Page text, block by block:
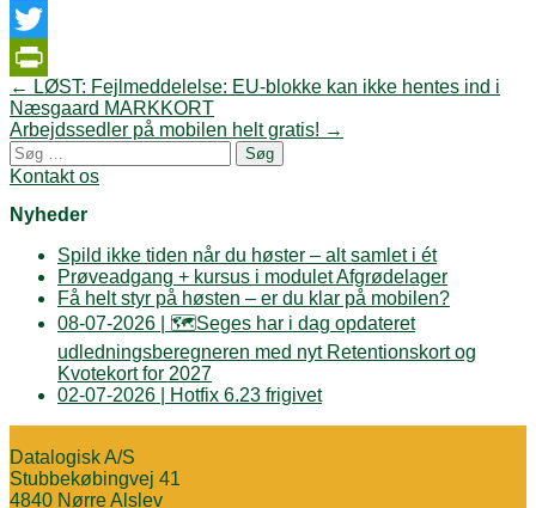
Facebook
Twitter
PrintFriendly
Post
navigation
← LØST: Fejlmeddelelse: EU-blokke kan ikke hentes ind i
Næsgaard MARKKORT
Arbejdssedler på mobilen helt gratis! →
Søg
efter:
Kontakt os
Nyheder
Spild ikke tiden når du høster – alt samlet i ét
Prøveadgang + kursus i modulet Afgrødelager
Få helt styr på høsten – er du klar på mobilen?
08-07-2026 | 🗺️Seges har i dag opdateret
udledningsberegneren med nyt Retentionskort og
Kvotekort for 2027
02-07-2026 | Hotfix 6.23 frigivet
Datalogisk A/S
Stubbekøbingvej 41
4840 Nørre Alslev